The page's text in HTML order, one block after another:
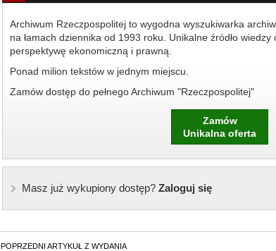
Archiwum Rzeczpospolitej to wygodna wyszukiwarka
na łamach dziennika od 1993 roku. Unikalne źródło
perspektywę ekonomiczną i prawną.
Ponad milion tekstów w jednym miejscu.
Zamów dostęp do pełnego Archiwum "Rzeczpospolitej"
Zamów
Unikalna oferta
Masz już wykupiony dostęp?Zaloguj się
POPRZEDNI ARTYKUŁ Z WYDANIA